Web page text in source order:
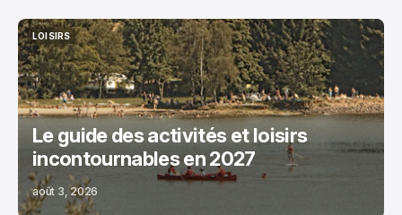
LOISIRS
LOISIRS
Le guide des activités et loisirs
incontournables en 2027
août 3, 2026